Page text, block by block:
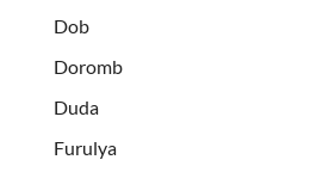
Dob
Doromb
Duda
Furulya